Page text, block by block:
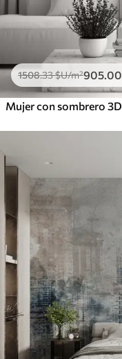
1508.33$U/m²905.00
Mujer con sombrero 3D